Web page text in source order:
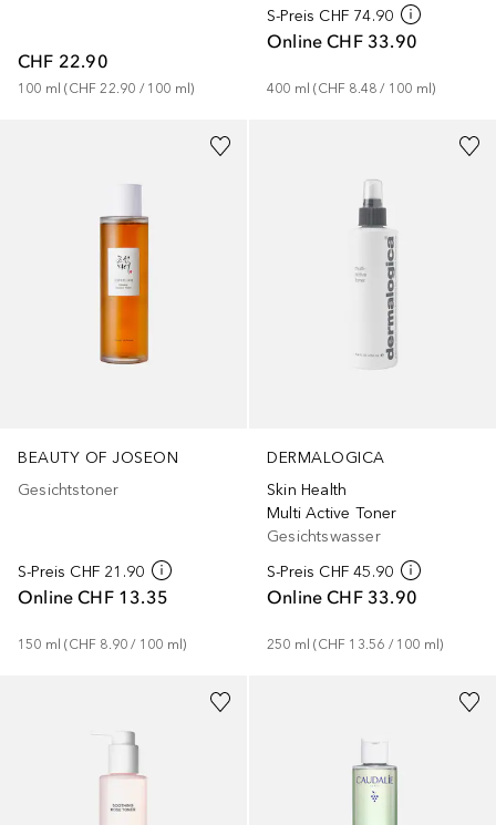
CHF 22.90
100 ml (CHF 22.90 / 100 ml)
S-Preis CHF 74.90
Online CHF 33.90
400 ml (CHF 8.48 / 100 ml)
BEAUTY OF JOSEON
Gesichtstoner
S-Preis CHF 21.90
Online CHF 13.35
150 ml (CHF 8.90 / 100 ml)
DERMALOGICA
Skin Health
Multi Active Toner
Gesichtswasser
S-Preis CHF 45.90
Online CHF 33.90
250 ml (CHF 13.56 / 100 ml)